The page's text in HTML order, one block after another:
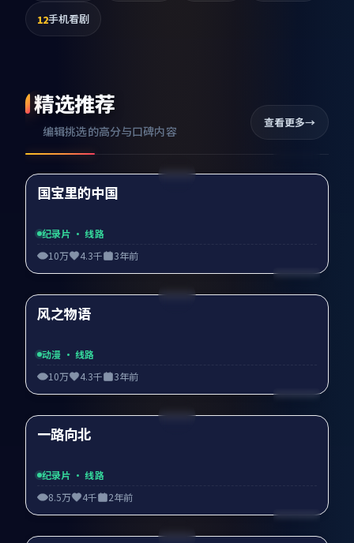
12手机看剧
精选推荐
编辑挑选的高分与口碑内容
查看更多
精选
国宝里的中国
纪录片 · 线路
10万
4.3千 3年前
精选
99:54
风之物语
动漫 · 线路
10万
4.3千 3年前
精选
90:27
一路向北
纪录片 · 线路
8.5万
4千 2年前
99:18